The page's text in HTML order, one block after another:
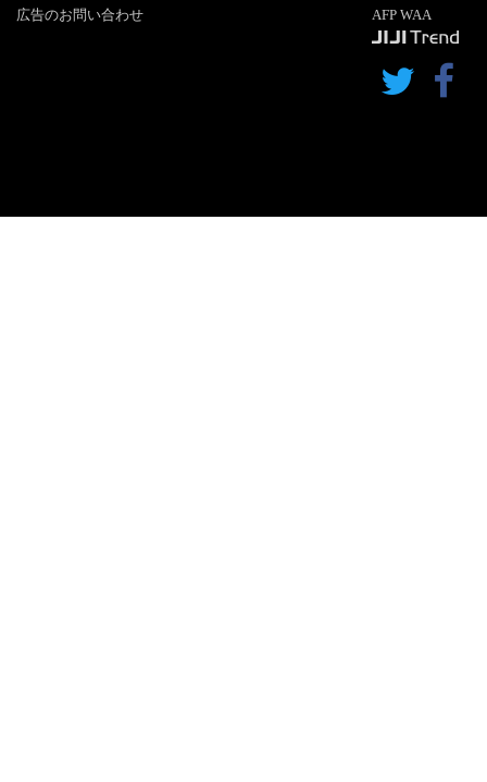
広告のお問い合わせ
AFP WAA